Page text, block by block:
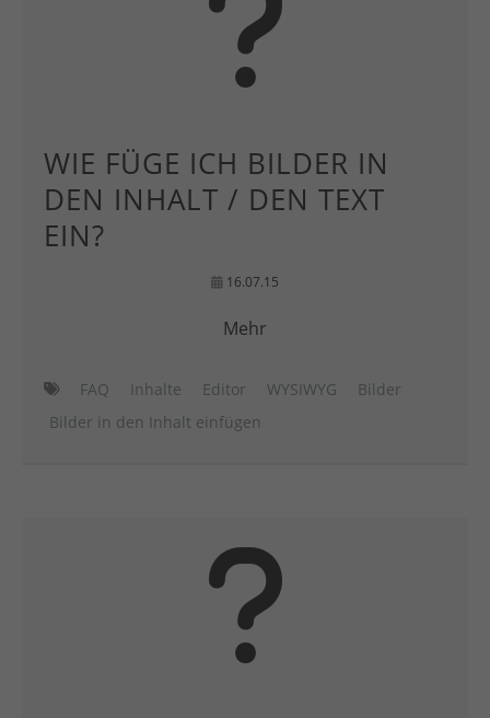
WIE FÜGE ICH BILDER IN
DEN INHALT / DEN TEXT
EIN?
16.07.15
Mehr
FAQ Inhalte Editor WYSIWYG
Bilder
Bilder in den Inhalt einfügen